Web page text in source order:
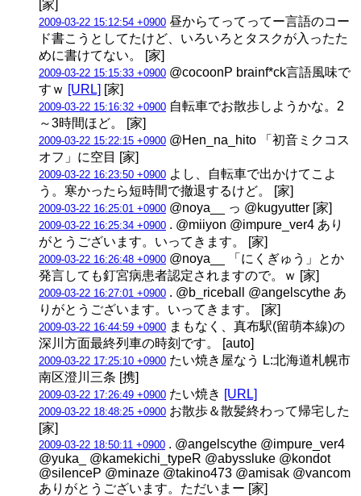
[家]
2009-03-22 15:12:54 +0900 昼からてってってー言語のコー
ド書こうとしてたけど、いろいろとタスクが入ったた
めに書けてない。 [家]
2009-03-22 15:15:33 +0900 @cocoonP brainf*ck言語風味で
すｗ [URL] [家]
2009-03-22 15:16:32 +0900 自転車でお散歩しようかな。2
～3時間ほど。 [家]
2009-03-22 15:22:15 +0900 @Hen_na_hito 「初音ミクコス
オフ」に空目 [家]
2009-03-22 16:23:50 +0900 よし、自転車で出かけてこよ
う。寒かったら短時間で撤退するけど。 [家]
2009-03-22 16:25:01 +0900 @noya__ っ @kugyutter [家]
2009-03-22 16:25:34 +0900 . @miiyon @impure_ver4 あり
がとうございます。いってきます。 [家]
2009-03-22 16:26:48 +0900 @noya__ 「にくぎゅう」とか
発言しても釘宮病患者認定されますので。ｗ [家]
2009-03-22 16:27:01 +0900 . @b_riceball @angelscythe あ
りがとうございます。いってきます。 [家]
2009-03-22 16:44:59 +0900 まもなく、真布駅(留萌本線)の
深川方面最終列車の時刻です。 [auto]
2009-03-22 17:25:10 +0900 たい焼き屋なう L:北海道札幌市
南区澄川三条 [携]
2009-03-22 17:26:49 +0900 たい焼き [URL]
2009-03-22 18:48:25 +0900 お散歩＆散髪終わって帰宅した
[家]
2009-03-22 18:50:11 +0900 . @angelscythe @impure_ver4
@yuka_ @kamekichi_typeR @abyssluke @kondot
@silenceP @minaze @takino473 @amisak @vancom
ありがとうございます。ただいまー [家]